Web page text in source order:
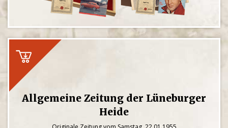
Allgemeine Zeitung der Lüneburger
Heide